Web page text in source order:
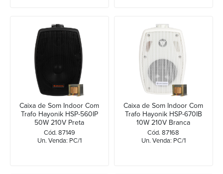
Caixa de Som Indoor Com
Trafo Hayonik HSP-560IP
50W 210V Preta
Cód. 87149
Un. Venda: PC/1
Caixa de Som Indoor Com
Trafo Hayonik HSP-670IB
10W 210V Branca
Cód. 87168
Un. Venda: PC/1